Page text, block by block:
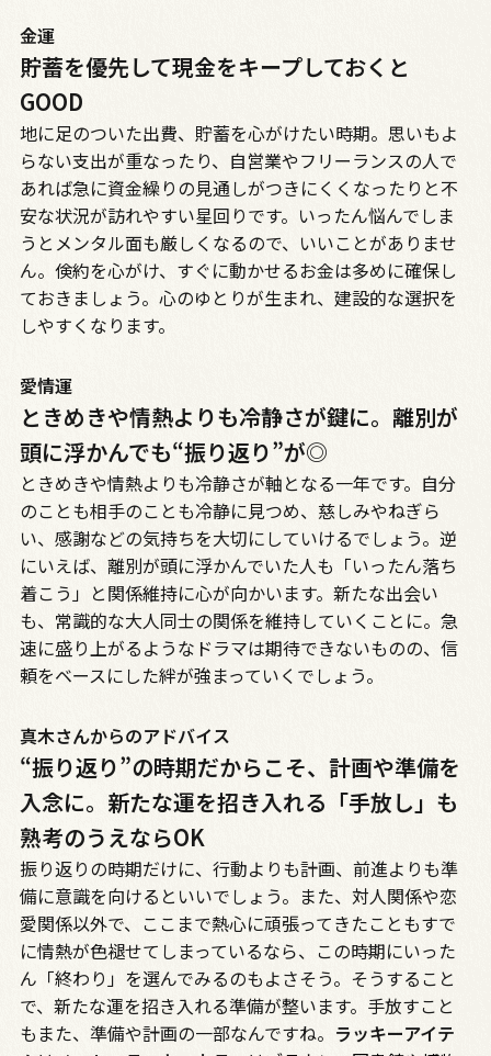
金運
貯蓄を優先して現金をキープしておくと
GOOD
地に足のついた出費、貯蓄を心がけたい時期。思いもよ
らない支出が重なったり、自営業やフリーランスの人で
あれば急に資金繰りの見通しがつきにくくなったりと不
安な状況が訪れやすい星回りです。いったん悩んでしま
うとメンタル面も厳しくなるので、いいことがありませ
ん。倹約を心がけ、すぐに動かせるお金は多めに確保し
ておきましょう。心のゆとりが生まれ、建設的な選択を
しやすくなります。
愛情運
ときめきや情熱よりも冷静さが鍵に。離別が
頭に浮かんでも“振り返り”が◎
ときめきや情熱よりも冷静さが軸となる一年です。自分
のことも相手のことも冷静に見つめ、慈しみやねぎら
い、感謝などの気持ちを大切にしていけるでしょう。逆
にいえば、離別が頭に浮かんでいた人も「いったん落ち
着こう」と関係維持に心が向かいます。新たな出会い
も、常識的な大人同士の関係を維持していくことに。急
速に盛り上がるようなドラマは期待できないものの、信
頼をベースにした絆が強まっていくでしょう。
真木さんからのアドバイス
“振り返り”の時期だからこそ、計画や準備を
入念に。新たな運を招き入れる「手放し」も
熟考のうえならOK
振り返りの時期だけに、行動よりも計画、前進よりも準
備に意識を向けるといいでしょう。また、対人関係や恋
愛関係以外で、ここまで熱心に頑張ってきたこともすで
に情熱が色褪せてしまっているなら、この時期にいった
ん「終わり」を選んでみるのもよさそう。そうすること
で、新たな運を招き入れる準備が整います。手放すこと
もまた、準備や計画の一部なんですね。 ラッキーアイテ